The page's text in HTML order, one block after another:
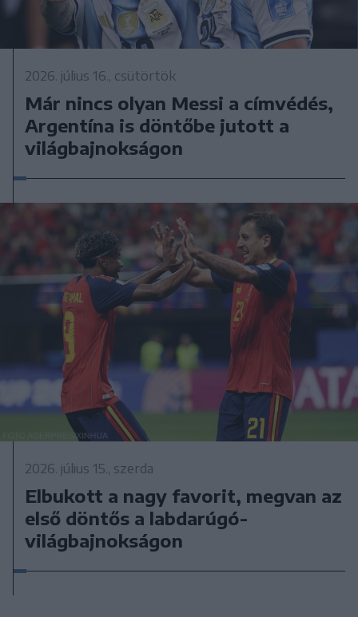
2026. július 16., csütörtök
Már nincs olyan Messi a címvédés,
Argentína is döntőbe jutott a
világbajnokságon
2026. július 15., szerda
Elbukott a nagy favorit, megvan az
első döntős a labdarúgó-
világbajnokságon